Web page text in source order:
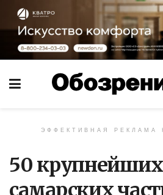
ЭФФЕКТИВНАЯ РЕКЛАМА
50 крупнейших
самарских